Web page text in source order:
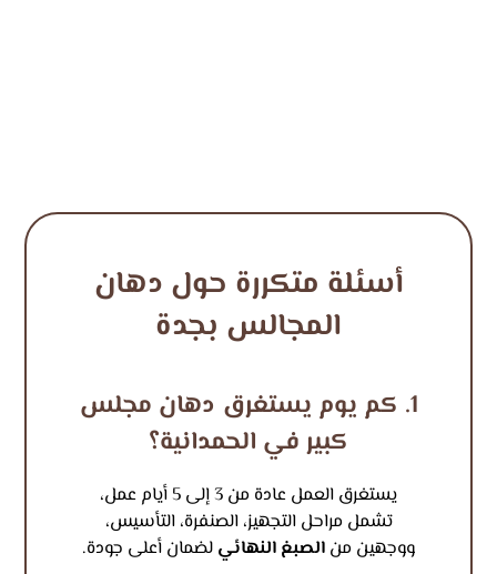
أسئلة متكررة حول دهان
المجالس بجدة
1. كم يوم يستغرق دهان مجلس
كبير في الحمدانية؟
يستغرق العمل عادة من 3 إلى 5 أيام عمل،
تشمل مراحل التجهيز، الصنفرة، التأسيس،
ووجهين من الصبغ النهائي لضمان أعلى جودة.